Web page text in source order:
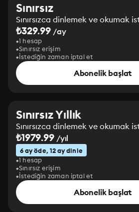
Sınırsız
Sınırsızca dinlemek ve okumak
₺329.99 /ay
1 hesap
Sınırsız erişim
İstediğin zaman iptal et
Abonelik başlat
Sınırsız Yıllık
Sınırsızca dinlemek ve okumak
₺1979.99/yıl
6 ay öde, 12 ay dinle
1 hesap
Sınırsız erişim
İstediğin zaman iptal et
Abonelik başlat